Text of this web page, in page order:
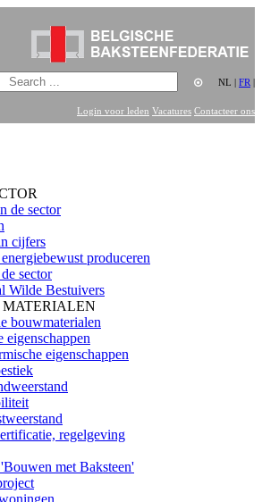
NL | FR |
Login voor leden Vacatures Contacteer ons
de sector
cijfers
produceren
sector
Wilde Bestuivers
bouwmaterialen
eigenschappen
eigenschappen
regelgeving
met Baksteen'